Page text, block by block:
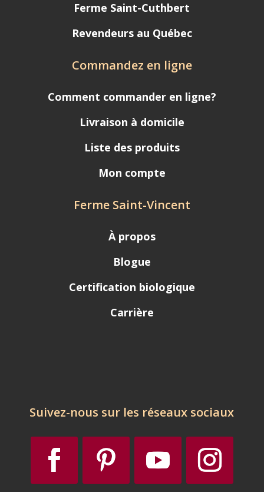
Ferme Saint-Cuthbert
Revendeurs au Québec
Commandez en ligne
Comment commander en ligne?
Livraison à domicile
Liste des produits
Mon compte
Ferme Saint-Vincent
À propos
Blogue
Certification biologique
Carrière
Suivez-nous sur les réseaux sociaux